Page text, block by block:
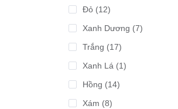
Đỏ (12)
Xanh Dương (7)
Trắng (17)
Xanh Lá (1)
Hồng (14)
Xám (8)